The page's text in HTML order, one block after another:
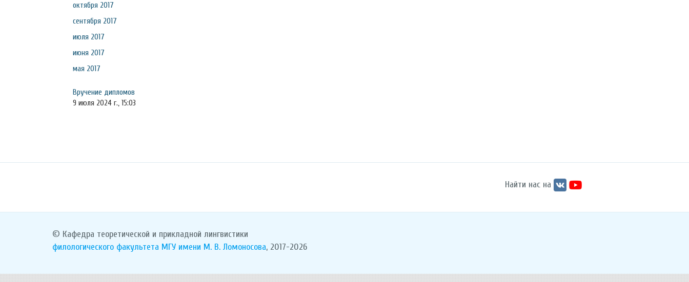
октября 2017
сентября 2017
июля 2017
июня 2017
мая 2017
Вручение дипломов
9 июля 2024 г., 15:03
Найти нас на
© Кафедра теоретической и прикладной лингвистики
филологического факультета МГУ имени М. В. Ломоносова, 2017-2026